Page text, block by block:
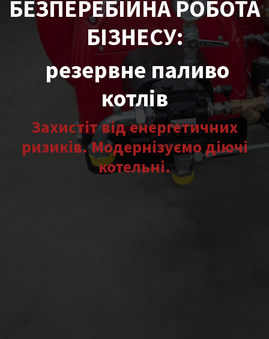
БЕЗПЕРЕБІЙНА РОБОТА
БІЗНЕСУ:
резервне паливо
котлів
Захистіт від енергетичних
ризиків. Модернізуємо діючі
котельні.